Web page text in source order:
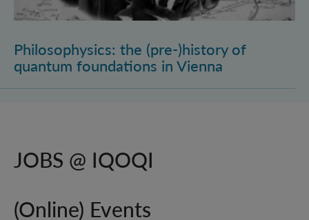
Philosophysics: the (pre-)history of
quantum foundations in Vienna
JOBS @ IQOQI
(Online) Events